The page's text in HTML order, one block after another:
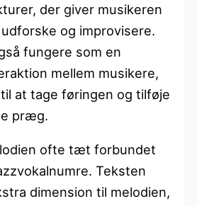
der giver musikeren
og improvisere.
fungere som en
mellem musikere,
at tage føringen og tilføje
præg.
ofte tæt forbundet
Teksten
dimension til melodien,